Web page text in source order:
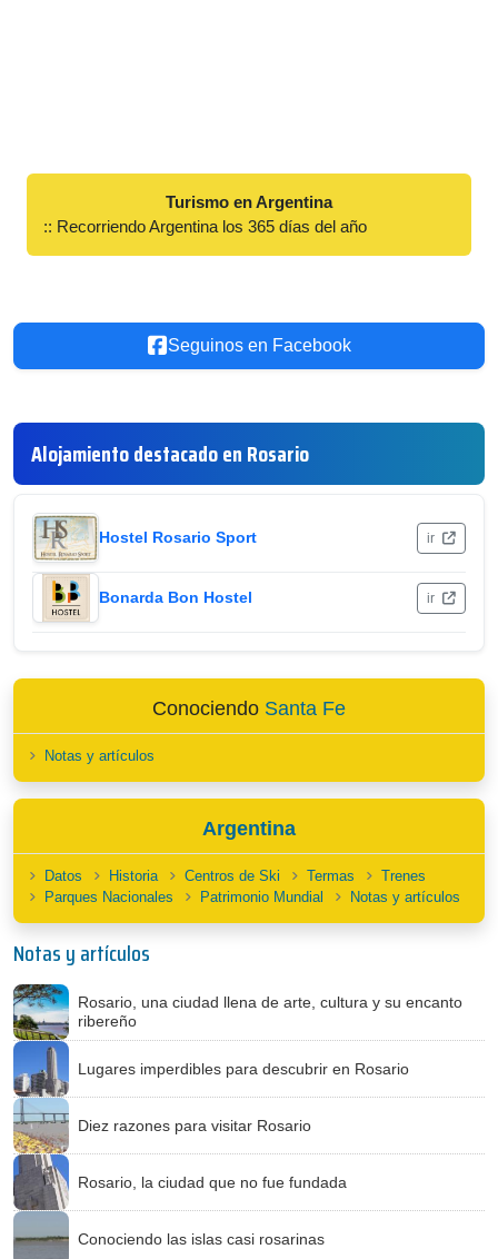
Turismo en Argentina
:: Recorriendo Argentina los 365 días del año
Seguinos en Facebook
Alojamiento destacado en Rosario
Hostel Rosario Sport ir
Bonarda Bon Hostel ir
Conociendo Santa Fe
Notas y artículos
Argentina
Datos Historia Centros de Ski Termas
Trenes
Parques Nacionales
Patrimonio Mundial Notas y artículos
Notas y artículos
Rosario, una ciudad llena de arte, cultura y su encanto
ribereño
Lugares imperdibles para descubrir en Rosario
Diez razones para visitar Rosario
Rosario, la ciudad que no fue fundada
Conociendo las islas casi rosarinas